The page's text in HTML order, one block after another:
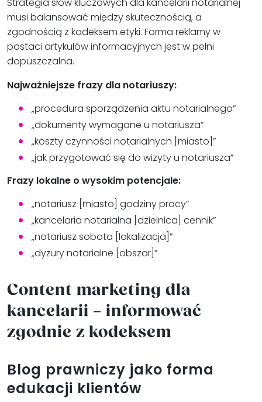
Strategia słów kluczowych dla kancelarii notarialnej
musi balansować między skutecznością, a
zgodnością z kodeksem etyki. Forma reklamy w
postaci artykułów informacyjnych jest w pełni
dopuszczalna.
Najważniejsze frazy dla notariuszy:
„procedura sporządzenia aktu notarialnego”
„dokumenty wymagane u notariusza”
„koszty czynności notarialnych [miasto]”
„jak przygotować się do wizyty u notariusza”
Frazy lokalne o wysokim potencjale:
„notariusz [miasto] godziny pracy”
„kancelaria notarialna [dzielnica] cennik”
„notariusz sobota [lokalizacja]”
„dyżury notarialne [obszar]”
Content marketing dla
kancelarii – informować
zgodnie z kodeksem
Blog prawniczy jako forma
edukacji klientów